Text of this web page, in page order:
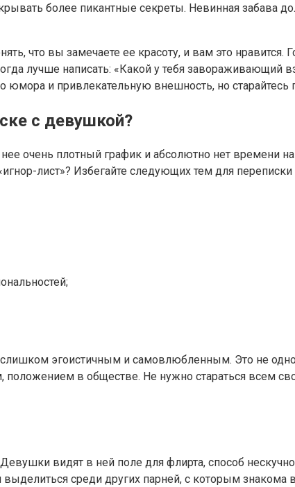
более пикантные секреты. Невинная забава
что вы замечаете ее красоту, и вам это
лучше написать: «Какой у тебя завораживающий
юмора и привлекательную внешность, но
с девушкой?
очень плотный график и абсолютно нет времени на
лист»? Избегайте следующих тем для
эгоистичным и самовлюбленным. Это не одно
положением в обществе. Не нужно стараться всем
видят в ней поле для флирта, способ
среди других парней, с которым знакома